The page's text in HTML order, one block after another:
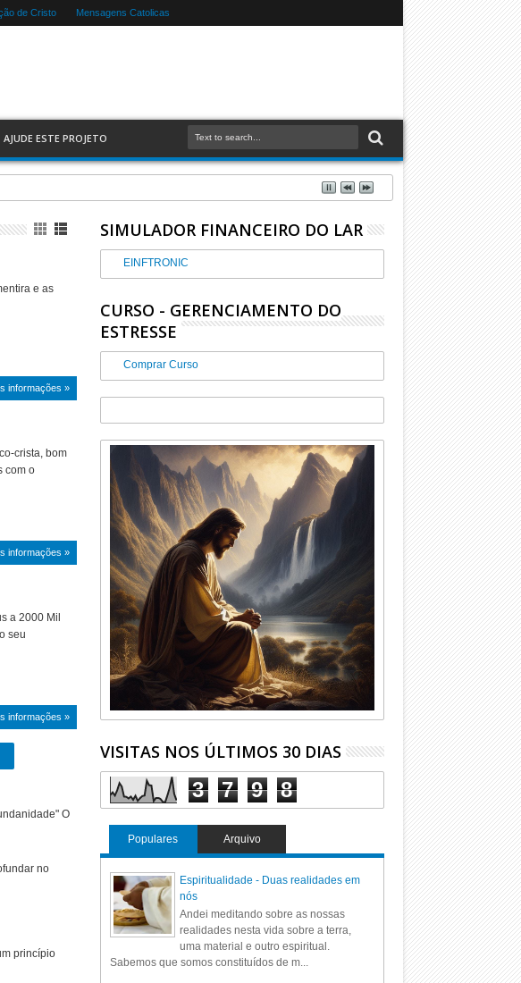
de Cristo Mensagens Catolicas
AJUDE ESTE PROJETO
e as
informações »
crista, bom
com o
informações »
a 2000 Mil
seu
informações »
O
no
princípio
SIMULADOR FINANCEIRO DO LAR
EINFTRONIC
CURSO - GERENCIAMENTO DO
ESTRESSE
Comprar Curso
VISITAS NOS ÚLTIMOS 30 DIAS
3 7 9 8
Populares Arquivo
Espiritualidade - Duas realidades em
nós
Andei meditando sobre as nossas
realidades nesta vida sobre a terra,
uma material e outro espiritual.
Sabemos que somos constituídos de m...